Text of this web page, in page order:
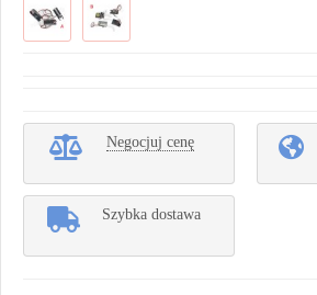
Negocjuj cenę
Szybka dostawa